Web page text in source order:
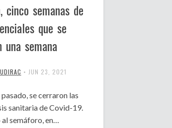
cinco semanas de
que se
una semana
• JUN 23, 2021
se cerraron las
sanitaria de Covid-19.
semáforo, en…